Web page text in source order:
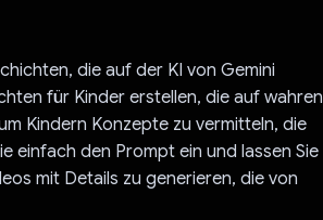
die auf der KI von Gemini
für Kinder erstellen, die auf wahren
Kindern Konzepte zu vermitteln, die
einfach den Prompt ein und lassen Sie
mit Details zu generieren, die von